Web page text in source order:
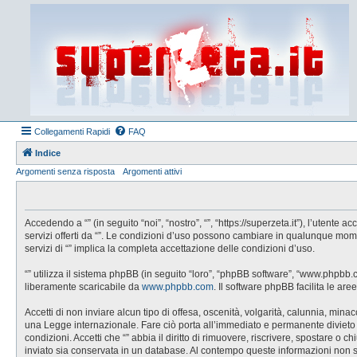
Collegamenti Rapidi FAQ
Indice
Argomenti senza risposta
Argomenti attivi
Accedendo a “” (in seguito “noi”, “nostro”, “”, “https://superzeta.it”),
servizi offerti da “”. Le condizioni d’uso possono cambiare in qualunque
servizi di “” implica la completa accettazione delle condizioni d’uso.
“” utilizza il sistema phpBB (in seguito “loro”, “phpBB software”,
liberamente scaricabile da www.phpbb.com. Il software phpBB facilita le
Accetti di non inviare alcun tipo di offesa, oscenità, volgarità, calunnia,
una Legge internazionale. Fare ciò porta all’immediato e permanente
condizioni. Accetti che “” abbia il diritto di rimuovere, riscrivere, spostare o
inviato sia conservata in un database. Al contempo queste informazioni